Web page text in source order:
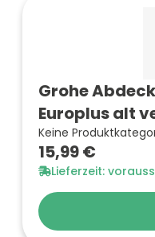
Grohe
Europlus alt
Keine
15,99 €
Lieferzeit: